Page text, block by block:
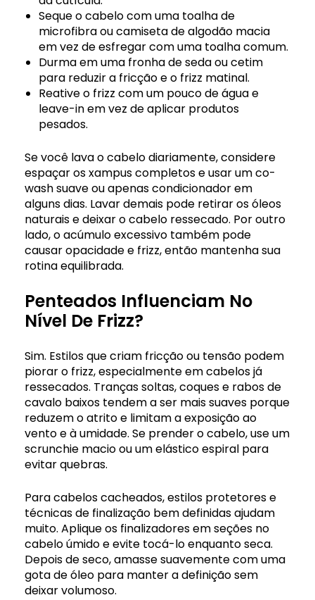
Seque o cabelo com uma toalha de
microfibra ou camiseta de algodão macia
em vez de esfregar com uma toalha comum.
Durma em uma fronha de seda ou cetim
para reduzir a fricção e o frizz matinal.
Reative o frizz com um pouco de água e
leave-in em vez de aplicar produtos
pesados.
Se você lava o cabelo diariamente, considere
espaçar os xampus completos e usar um co-
wash suave ou apenas condicionador em
alguns dias. Lavar demais pode retirar os óleos
naturais e deixar o cabelo ressecado. Por outro
lado, o acúmulo excessivo também pode
causar opacidade e frizz, então mantenha sua
rotina equilibrada.
Penteados Influenciam No
Nível De Frizz?
Sim. Estilos que criam fricção ou tensão podem
piorar o frizz, especialmente em cabelos já
ressecados. Tranças soltas, coques e rabos de
cavalo baixos tendem a ser mais suaves porque
reduzem o atrito e limitam a exposição ao
vento e à umidade. Se prender o cabelo, use um
scrunchie macio ou um elástico espiral para
evitar quebras.
Para cabelos cacheados, estilos protetores e
técnicas de finalização bem definidas ajudam
muito. Aplique os finalizadores em seções no
cabelo úmido e evite tocá-lo enquanto seca.
Depois de seco, amasse suavemente com uma
gota de óleo para manter a definição sem
deixar volumoso.